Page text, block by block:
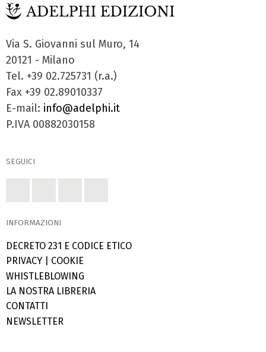
Via S. Giovanni sul Muro, 14
20121 - Milano
Tel. +39 02.725731 (r.a.)
Fax +39 02.89010337
E-mail: info@adelphi.it
P.IVA 00882030158
SEGUICI
INFORMAZIONI
DECRETO 231 E CODICE ETICO
PRIVACY
COOKIE
WHISTLEBLOWING
LA NOSTRA LIBRERIA
CONTATTI
NEWSLETTER